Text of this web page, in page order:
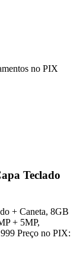
no PIX
Teclado
+ Caneta, 8GB
+ 5MP,
Preço no PIX: